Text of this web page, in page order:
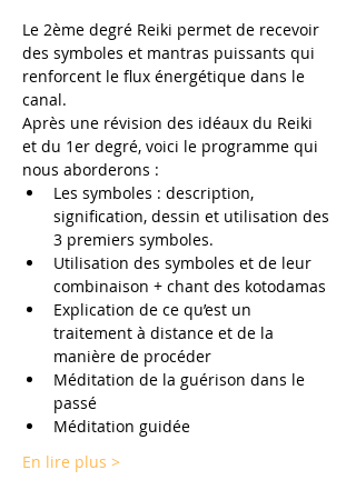
Le 2ème degré Reiki permet de recevoir
des symboles et mantras puissants qui
renforcent le flux énergétique dans le
canal.
Après une révision des idéaux du Reiki
et du 1er degré, voici le programme qui
nous aborderons :
Les symboles : description,
signification, dessin et utilisation des
3 premiers symboles.
Utilisation des symboles et de leur
combinaison + chant des kotodamas
Explication de ce qu’est un
traitement à distance et de la
manière de procéder
Méditation de la guérison dans le
passé
Méditation guidée
En lire plus >